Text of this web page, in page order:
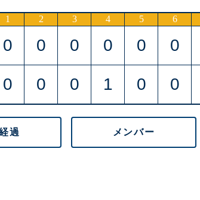
1 2 3 4 5 6
0 0 0 0 0 0
0 0 0 1 0 0
過 メンバー